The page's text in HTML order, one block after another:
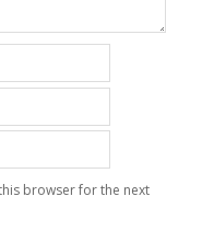
browser for the next